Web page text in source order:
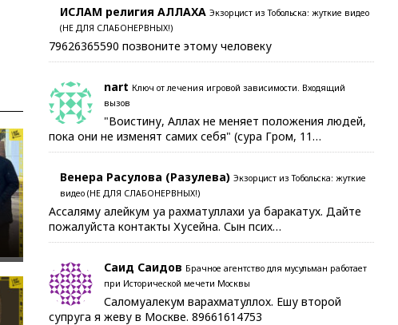
ИСЛАМ религия АЛЛАХА Экзорцист из Тобольска: жуткие видео
(НЕ ДЛЯ СЛАБОНЕРВНЫХ!)
79626365590 позвоните этому человеку
nart Ключ от лечения игровой зависимости. Входящий
вызов
"Воистину, Аллах не меняет положения людей,
пока они не изменят самих себя" (сура Гром, 11…
Венера Расулова (Разулева) Экзорцист из Тобольска: жуткие
видео (НЕ ДЛЯ СЛАБОНЕРВНЫХ!)
Ассаляму алейкум уа рахматуллахи уа баракатух. Дайте
пожалуйста контакты Хусейна. Сын псих…
Саид Саидов Брачное агентство для мусульман работает
при Исторической мечети Москвы
Саломуалекум варахматуллох. Ешу второй
супруга я жеву в Москве. 89661614753